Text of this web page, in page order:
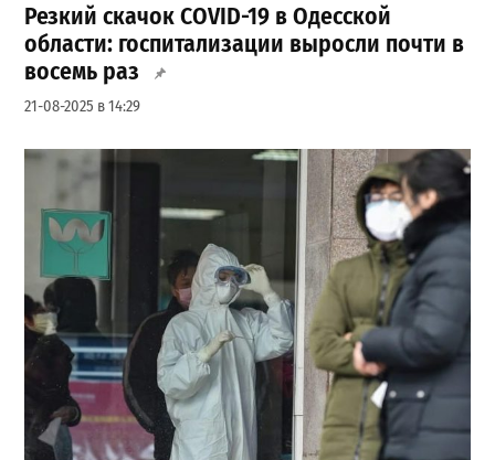
Резкий скачок COVID-19 в Одесской
области: госпитализации выросли почти в
восемь раз
21-08-2025 в 14:29